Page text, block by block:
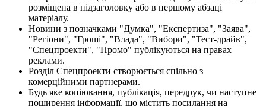
розміщена в підзаголовку або в першому абзаці
матеріалу.
Новини з позначками "Думка", "Експертиза", "Заява",
"Регіони", "Гроші", "Влада", "Вибори", "Тест-драйв",
"Спецпроекти", "Промо" публікуються на правах
реклами.
Розділ Спецпроекти створюється спільно з
комерційними партнерами.
Будь яке копіювання, публікація, передрук, чи наступне
поширення інформації, що містить посилання на